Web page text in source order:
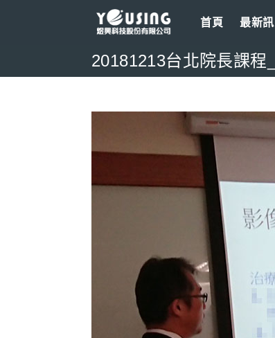
首頁 最新
20181213台北院長課程